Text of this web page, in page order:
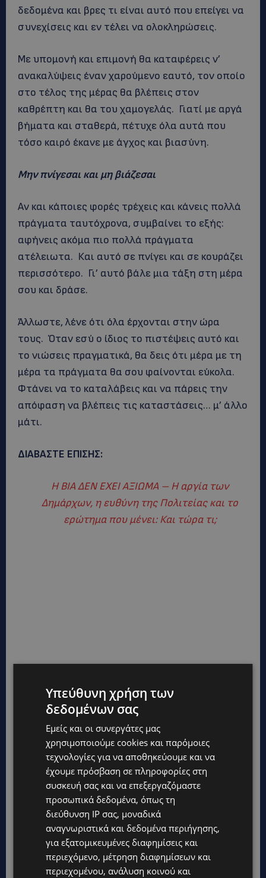
δεδομένα και βρες τι είναι αυτό που επείγει να
συνεχίσεις και εν τέλει να ολοκληρώσεις.
Με υπομονή και επιμονή θα καταφέρεις ν’
ανακαλύψεις έναν χαρούμενο εαυτό, τον οποίο
στο τέλος της μέρας θα βλέπεις στον
καθρέπτη και θα του χαμογελάς. Γιατί με αργά
βήματα και σταθερά, πέτυχε όλα αυτά που
τόσο καιρό έκανε με άγχος και βιασύνη.
Μην πνίγεσαι και μη βιάζεσαι
Αν και κάποιες φορές τρέχεις και κάνεις πολλά
πράγματα ταυτόχρονα, συμβαίνει το εξής:
αφήνεις ακόμα πιο πολλά πράγματα
ατέλειωτα. Και αυτό σε πνίγει και σε κουράζει
περισσότερο. Γι’ αυτό βάλε μια τάξη στη μέρα
σου και δράσε.
Άλλωστε, λένε ότι όλα έρχονται στην ώρα
τους. Όταν εσύ ο ίδιος το πιστέψεις αυτό και
το νιώσεις πραγματικά, θα δεις ότι μέρα με τη
μέρα τα πράγματα θα σου φαίνονται εύκολα.
Φτάνει να το καταλάβεις και να πάρεις την
απόφαση να βλέπεις τις καταστάσεις… μ’ άλλο
μάτι.
ΔΙΑΒΑΣΤΕ ΕΠΙΣΗΣ:
Η ΒΙΑ ΔΕΝ ΕΧΕΙ ΑΞΙΩΜΑ – Η αργία των
Δημάρχων, η ευθύνη της Πολιτείας και το
ερώτημα που μένει: Και τώρα τι;
Υπεύθυνη χρήση των
δεδομένων σας
Εμείς και οι συνεργάτες μας
χρησιμοποιούμε cookies και παρόμοιες
τεχνολογίες για να αποθηκεύουμε και να
έχουμε πρόσβαση σε πληροφορίες στη
συσκευή σας και να επεξεργαζόμαστε
προσωπικά δεδομένα, όπως τη
διεύθυνση IP σας, μοναδικά
αναγνωριστικά και δεδομένα περιήγησης,
για εξατομικευμένες διαφημίσεις και
περιεχόμενο, μέτρηση διαφημίσεων και
περιεχομένου, ανάλυση κοινού και